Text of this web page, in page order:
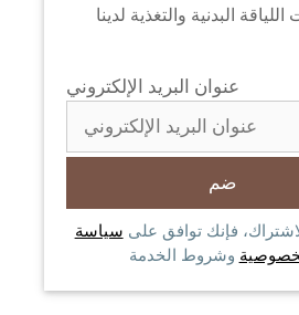
عنوان البريد الإلكتروني
فإنك توافق على سياسة